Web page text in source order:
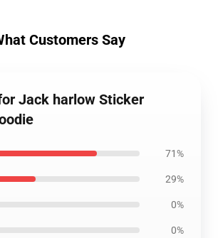
Customers Say
Jack harlow Sticker
71%
29%
0%
0%